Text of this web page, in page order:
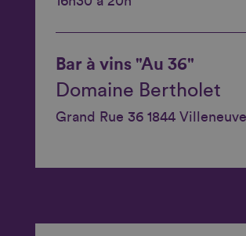
Bar à vins "Au 36"
Domaine Bertholet
Grand Rue 36 1844 Villeneuve